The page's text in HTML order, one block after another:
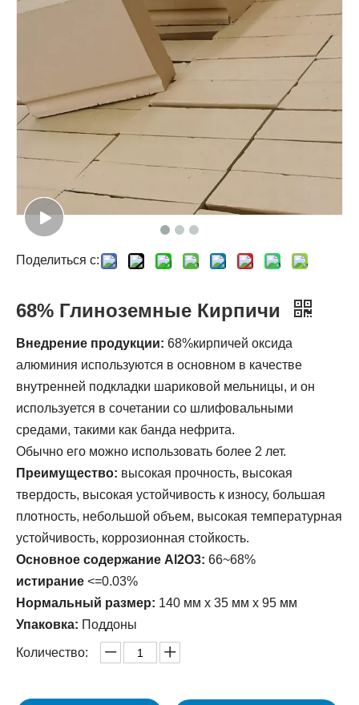
Поделиться с:
68% Глиноземные Кирпичи
Внедрение продукции: 68%кирпичей оксида
алюминия используются в основном в качестве
внутренней подкладки шариковой мельницы, и он
используется в сочетании со шлифовальными
средами, такими как банда нефрита.
Обычно его можно использовать более 2 лет.
Преимущество: высокая прочность, высокая
твердость, высокая устойчивость к износу, большая
плотность, небольшой объем, высокая температурная
устойчивость, коррозионная стойкость.
Основное содержание Al2O3: 66~68%
истирание <=0.03%
Нормальный размер: 140 мм х 35 мм х 95 мм
Упаковка: Поддоны
Количество: